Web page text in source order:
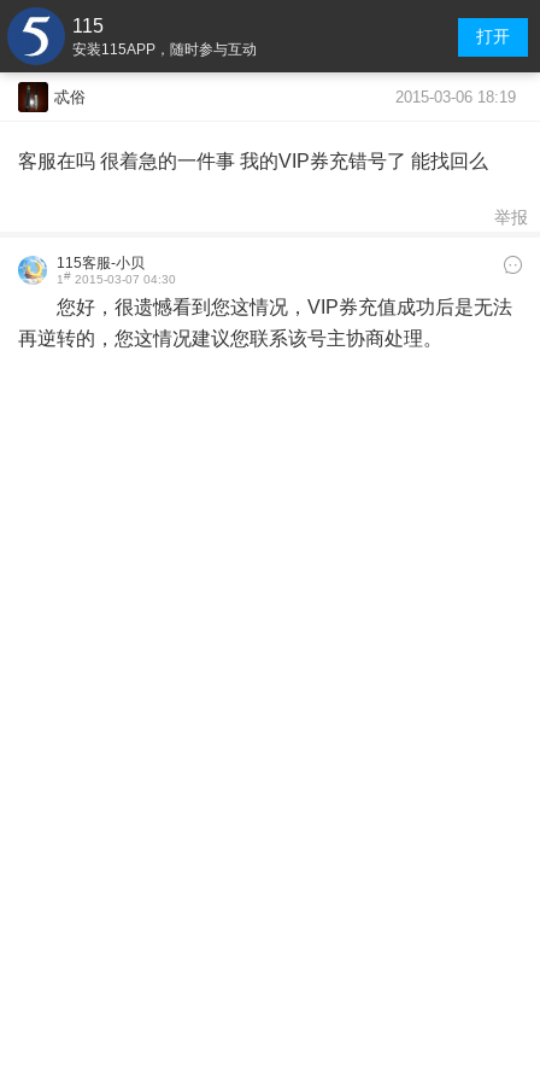
115
安装115APP，随时参与互动
打开
忒俗 2015-03-06 18:19
客服在吗 很着急的一件事 我的VIP券充错号了 能找回么
举报
115客服-小贝
1# 2015-03-07 04:30
您好，很遗憾看到您这情况，VIP券充值成功后是无法
再逆转的，您这情况建议您联系该号主协商处理。